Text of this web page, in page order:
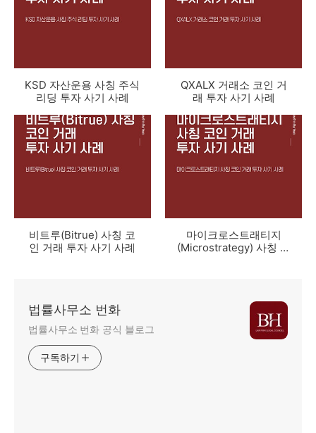
KSD 자산운용 사칭 주식
리딩 투자 사기 사례
QXALX 거래소 코인 거
래 투자 사기 사례
비트루(Bitrue) 사칭 코
인 거래 투자 사기 사례
마이크로스트래티지
(Microstrategy) 사칭 코
법률사무소 번화
법률사무소 번화 공식 블로그
구독하기